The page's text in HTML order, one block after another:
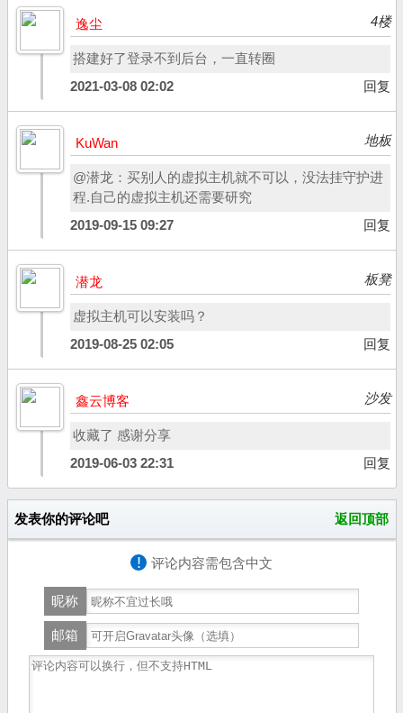
逸尘 4楼
搭建好了登录不到后台，一直转圈
2021-03-08 02:02
回复
KuWan 地板
@潜龙：买别人的虚拟主机就不可以，没法挂守护进
程.自己的虚拟主机还需要研究
2019-09-15 09:27
回复
潜龙 板凳
虚拟主机可以安装吗？
2019-08-25 02:05
回复
鑫云博客 沙发
收藏了 感谢分享
2019-06-03 22:31
回复
发表你的评论吧 返回顶部
! 评论内容需包含中文
昵称
邮箱